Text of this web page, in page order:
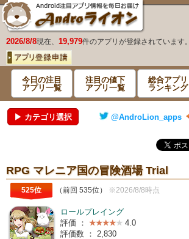
2026/8/8現在、 19,979件のアプリが登録されています。
今日の注目
アプリ一覧
注目の値下
アプリ一覧
総合アプリ
ランキング
▶ カテゴリ選択 @AndroLion_apps
RPG マレニア国の冒険酒場 Trial
525位 （前回 535位） ※2026/8/8時点
ロールプレイング
評価 ：
4.0
評価数 ： 2,830